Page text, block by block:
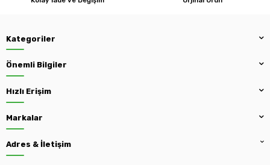
Kategoriler
Önemli Bilgiler
Hızlı Erişim
Markalar
Adres & İletişim